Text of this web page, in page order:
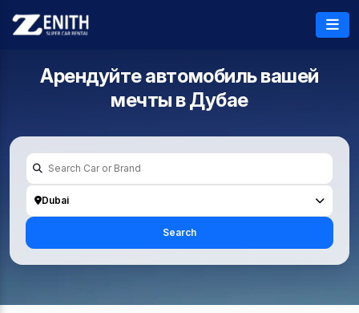
Арендуйте автомобиль вашей
мечты вДубае
Dubai
Search